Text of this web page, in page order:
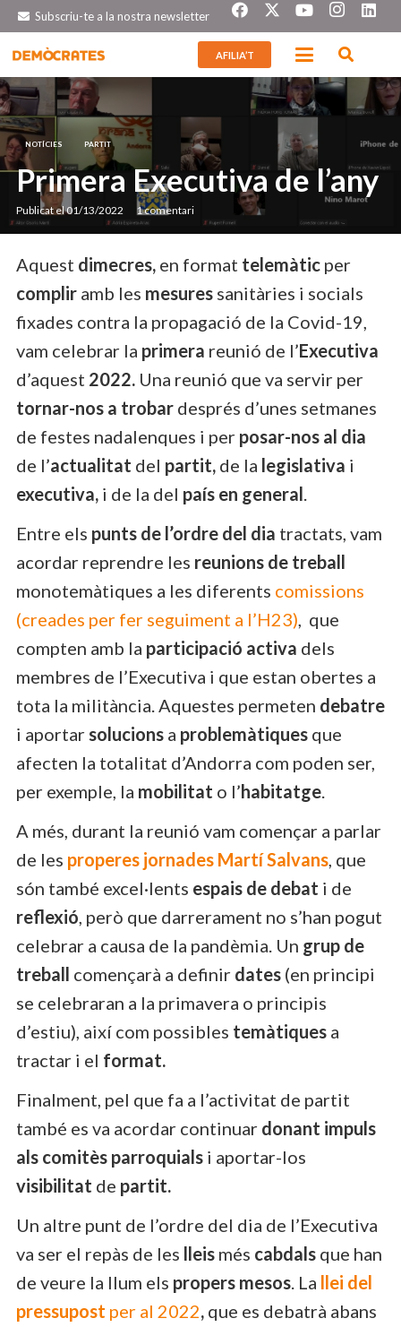
Subscriu-te a la nostra newsletter
AFILIA’T
NOTÍCIES PARTIT
Primera Executiva de l’any
Publicat el01/13/2022 1comentari
Aquest dimecres, en format telemàtic per
complir amb les mesures sanitàries i socials
fixades contra la propagació de la Covid-19,
vam celebrar la primera reunió de l’Executiva
d’aquest 2022. Una reunió que va servir per
tornar-nos a trobar després d’unes setmanes
de festes nadalenques i per posar-nos al dia
de l’actualitat del partit, de la legislativa i
executiva, i de la del país en general.
Entre els punts de l’ordre del dia tractats, vam
acordar reprendre les reunions de treball
monotemàtiques a les diferents comissions
(creades per fer seguiment a l’H23), que
compten amb la participació activa dels
membres de l’Executiva i que estan obertes a
tota la militància. Aquestes permeten debatre
i aportarsolucions a problemàtiques que
afecten la totalitat d’Andorra com poden ser,
per exemple, la mobilitat o l’habitatge.
A més, durant la reunió vam començar a parlar
de les properes jornades Martí Salvans, que
són també excel·lents espais de debat i de
reflexió, però que darrerament no s’han pogut
celebrar a causa de la pandèmia. Un grup de
treball començarà a definir dates (en principi
se celebraran a la primavera o principis
d’estiu), així com possibles temàtiques a
tractar i el format.
Finalment, pel que fa a l’activitat de partit
també es va acordar continuar donant impuls
als comitès parroquials i aportar-los
visibilitat de partit.
Un altre punt de l’ordre del dia de l’Executiva
va ser el repàs de les lleis més cabdals que han
de veure la llum els propers mesos. La llei del
pressupost per al 2022, que es debatrà abans